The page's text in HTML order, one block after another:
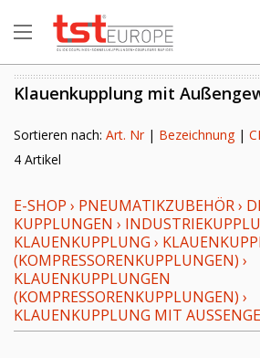
Klauenkupplung mit
Sortieren nach: Art. Nr| Bezeichnung|
4 Artikel
E-SHOP › PNEUMATIKZUBEHÖR›
KUPPLUNGEN ›
KLAUENKUPPLUNG ›
(KOMPRESSORENKUPPLUNGEN) ›
KLAUENKUPPLUNGEN
(KOMPRESSORENKUPPLUNGEN) ›
KLAUENKUPPLUNG MIT